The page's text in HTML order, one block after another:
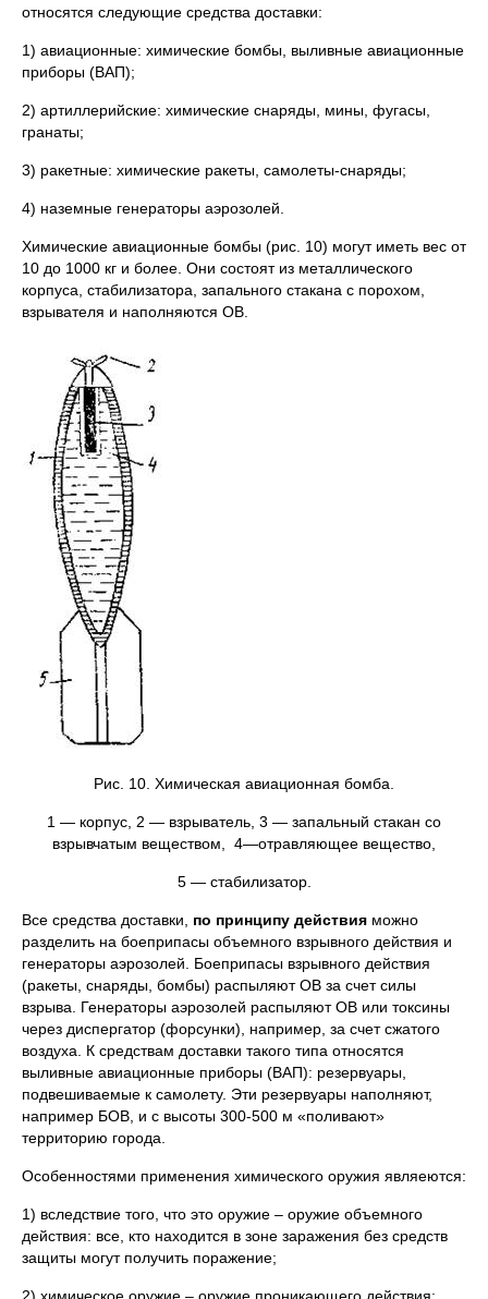
относятся следующие средства доставки:
1) авиационные: химические бомбы, выливные авиационные
приборы (ВАП);
2) артиллерийские: химические снаряды, мины, фугасы,
гранаты;
3) ракетные: химические ракеты, самолеты-снаряды;
4) наземные генераторы аэрозолей.
Химические авиационные бомбы (рис. 10) могут иметь вес от
10 до 1000 кг и более. Они состоят из металлического
корпуса, стабилизатора, запального стакана с порохом,
взрывателя и наполняются ОВ.
Рис. 10. Химическая авиационная бомба.
1 — корпус, 2 — взрыватель, 3 — запальный стакан со
взрывчатым веществом, 4—отравляющее вещество,
5 — стабилизатор.
Все средства доставки, по принципу действия можно
разделить на боеприпасы объемного взрывного действия и
генераторы аэрозолей. Боеприпасы взрывного действия
(ракеты, снаряды, бомбы) распыляют ОВ за счет силы
взрыва. Генераторы аэрозолей распыляют ОВ или токсины
через диспергатор (форсунки), например, за счет сжатого
воздуха. К средствам доставки такого типа относятся
выливные авиационные приборы (ВАП): резервуары,
подвешиваемые к самолету. Эти резервуары наполняют,
например БОВ, и с высоты 300-500 м «поливают»
территорию города.
Особенностями применения химического оружия являеются:
1) вследствие того, что это оружие – оружие объемного
действия: все, кто находится в зоне заражения без средств
защиты могут получить поражение;